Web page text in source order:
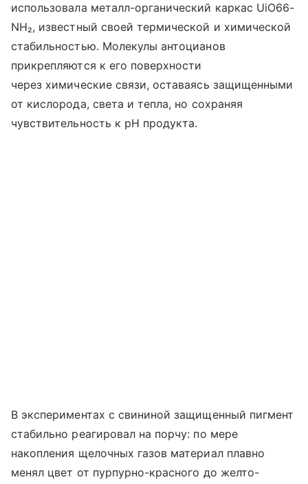
использовала металл-органический каркас UiO66-
NH₂, известный своей термической и химической
стабильностью. Молекулы антоцианов
прикрепляются к его поверхности
через химические связи, оставаясь защищенными
от кислорода, света и тепла, но сохраняя
чувствительность к pH продукта.
В экспериментах с свининой защищенный пигмент
стабильно реагировал на порчу: по мере
накопления щелочных газов материал плавно
менял цвет от пурпурно-красного до желто-